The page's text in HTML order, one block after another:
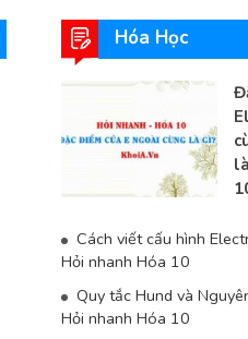
Hóa Học
Cách viết cấu hình
Hỏi nhanh Hóa 10
Quy tắc Hund và
Hỏi nhanh Hóa 10